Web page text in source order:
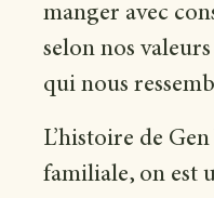
manger avec
selon nos
qui nous
L’histoire de
familiale, on est